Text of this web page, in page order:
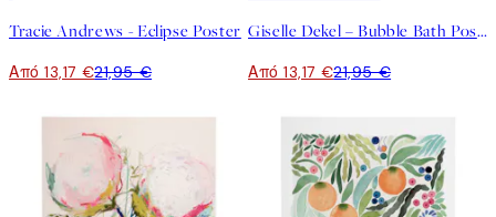
Tracie Andrews - Eclipse Poster
Από 13,17 €21,95 €
Giselle Dekel – Bubble Bath Poster
Από 13,17 €21,95 €